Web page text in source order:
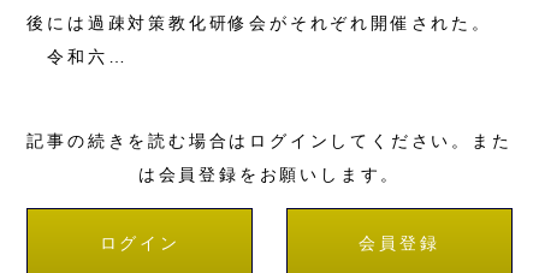
後には過疎対策教化研修会がそれぞれ開催された。
令和六…
記事の続きを読む場合はログインしてください。また
は会員登録をお願いします。
ログイン 会員登録